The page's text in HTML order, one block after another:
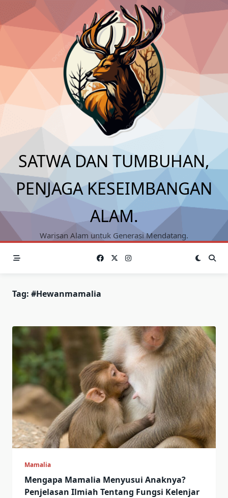
content
SATWA DAN TUMBUHAN,
PENJAGA KESEIMBANGAN
ALAM.
Warisan Alam untuk Generasi Mendatang.
Tag: #hewanmamalia
Mamalia
Mengapa Mamalia Menyusui Anaknya?
Penjelasan Ilmiah Tentang Fungsi Kelenjar